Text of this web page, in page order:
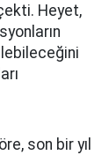
Heyet,
son bir yıl